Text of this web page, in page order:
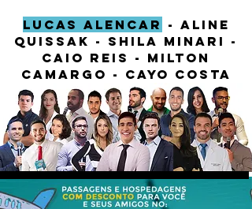
lucas alencar - aline
quissak - shila minari -
caio reis - milton
camargo - cayo costa